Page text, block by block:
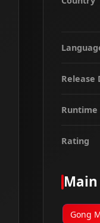
Release
Runtime
Rating
Main
Gong